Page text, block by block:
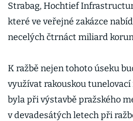
Strabag, Hochtief
které ve veřejné zakázce
necelých čtrnáct miliard
K ražbě nejen tohoto úseku
využívat rakouskou tunelovací
byla při výstavbě pražského
v devadesátých letech při